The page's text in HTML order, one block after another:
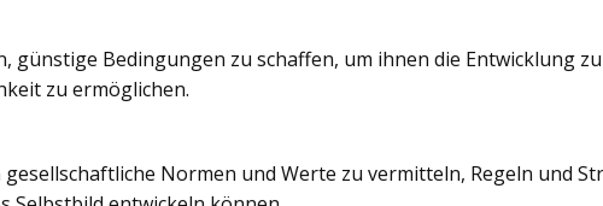
günstige Bedingungen zu schaffen, um ihnen die Entwicklung
zu ermöglichen.
Normen und Werte zu vermitteln, Regeln und